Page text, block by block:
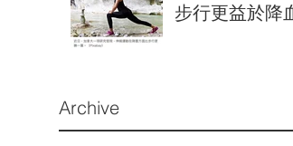
步行更益於降
Archive